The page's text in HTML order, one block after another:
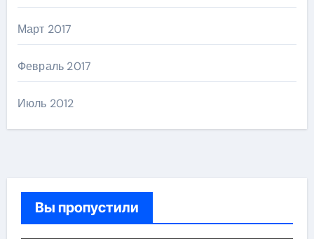
Март 2017
Февраль 2017
Июль 2012
Вы пропустили